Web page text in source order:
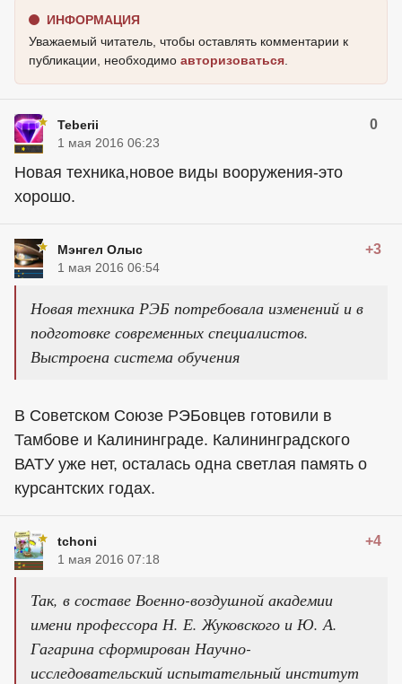
ИНФОРМАЦИЯ
Уважаемый читатель, чтобы оставлять комментарии к
публикации, необходимо авторизоваться
Teberii 0
1 мая 2016 06:23
Новая техника,новое виды вооружения-это
хорошо.
Мэнгел Олыс +3
1 мая 2016 06:54
Новая техника РЭБ потребовала изменений и в
подготовке современных специалистов.
Выстроена система обучения
В Советском Союзе РЭБовцев готовили в
Тамбове и Калининграде. Калининградского
ВАТУ уже нет, осталась одна светлая память о
курсантских годах.
tchoni +4
1 мая 2016 07:18
Так, в составе Военно-воздушной академии
имени профессора Н. Е. Жуковского и Ю. А.
Гагарина сформирован Научно-
исследовательский испытательный институт